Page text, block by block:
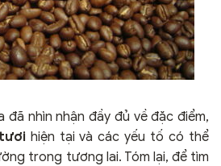
đã nhìn nhận đầy đủ về đặc điểm,
hiện tại và các yếu tố có thể
trong tương lai. Tóm lại, để tìm